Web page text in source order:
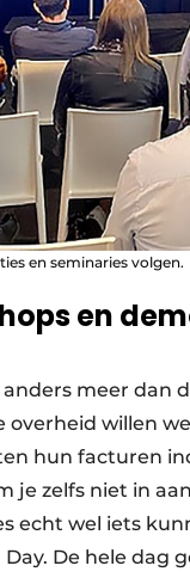
en seminaries volgen.
en
meer dan
overheid willen
hun facturen
je zelfs niet in
echt wel iets
De hele dag